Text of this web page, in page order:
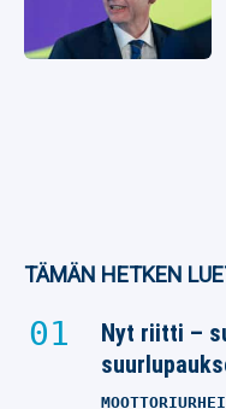
TÄMÄN HETKEN
Nyt riitti –